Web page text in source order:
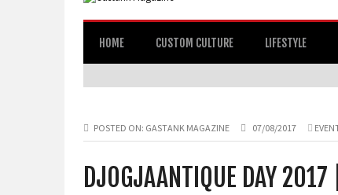
HOME CUSTOM CULTURE LIFESTYLE
POSTED ON: GASTANK MAGAZINE 07/08/2017
DJOGJAANTIQUE DAY